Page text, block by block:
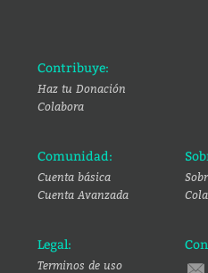
Contribuye:
Haz tu Donación
Colabora
Comunidad:
Cuenta básica
Cuenta Avanzada
Legal:
Terminos de uso